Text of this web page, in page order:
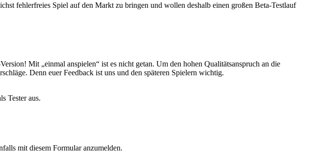
fehlerfreies Spiel auf den Markt zu bringen und wollen deshalb einen großen Beta-Testlauf
Mit „einmal anspielen“ ist es nicht getan. Um den hohen Qualitätsanspruch an die
Denn euer Feedback ist uns und den späteren Spielern wichtig.
Tester aus.
mit diesem Formular anzumelden.